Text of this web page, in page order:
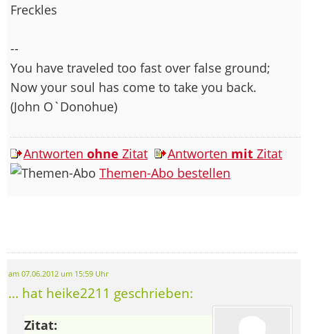
Freckles
--
You have traveled too fast over false ground;
Now your soul has come to take you back.
(John O`Donohue)
Antworten ohne Zitat Antworten mit Zitat
Themen-Abo bestellen
am 07.06.2012 um 15:59 Uhr
... hat heike2211 geschrieben:
Zitat: